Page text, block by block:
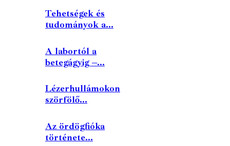
Tehetségek és
tudományok a...
A labortól a
betegágyig –...
Lézerhullámokon
szörfölő...
Az ördögfióka
története...